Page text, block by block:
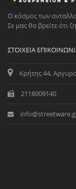
Ο κόσμος των
Σε μας θα βρείτε ότι
ΣΤΟΙΧΕΊΑ
Κρήτης 44,
2118009140